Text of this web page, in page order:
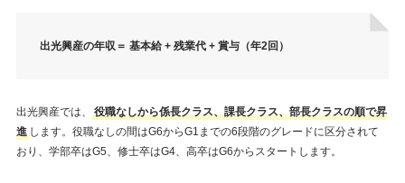
出光興産の年収＝ 基本給 + 残業代 + 賞与（年2回）
出光興産では、
役職なしから係長クラス、課長クラス、部長クラスの順で昇
進 します。役職なしの間はG6からG1までの6段階のグレードに区分されて
おり、学部卒はG5、修士卒はG4、高卒はG6からスタートします。